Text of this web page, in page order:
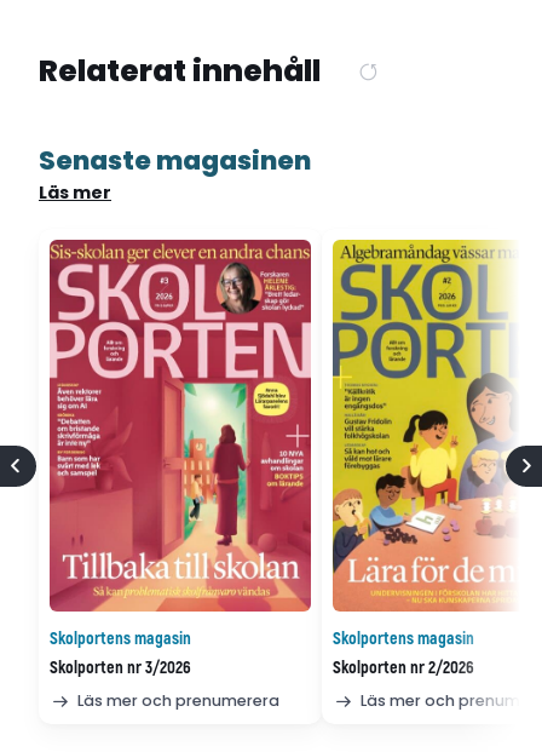
Relaterat innehåll
Senaste magasinen
Läs mer
Skolportens magasin
Skolporten nr 3/2026
Läs mer och prenumerera
Skolportens magasin
Skolporten nr 2/2026
Läs mer och